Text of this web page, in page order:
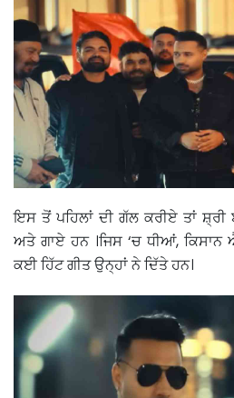
ਇਸ ਤੋਂ ਪਹਿਲਾਂ ਦੀ ਗੱਲ ਕਰੀਏ ਤਾਂ
ਅਤੇ ਗਾਏ ਹਨ ।ਜਿਸ ‘ਚ ਧੀਆਂ, ਕਿਸਾਨ
ਕਈ ਹਿੱਟ ਗੀਤ ਉਨ੍ਹਾਂ ਨੇ ਦਿੱਤੇ ਹਨ।